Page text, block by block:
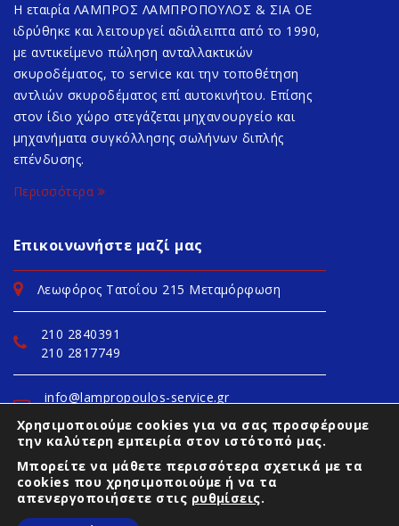
Η εταιρία ΛΑΜΠΡΟΣ ΛΑΜΠΡΟΠΟΥΛΟΣ & ΣΙΑ ΟΕ
ιδρύθηκε και λειτουργεί αδιάλειπτα από το 1990,
με αντικείμενο πώληση ανταλλακτικών
σκυροδέματος, το service και την τοποθέτηση
αντλιών σκυροδέματος επί αυτοκινήτου. Επίσης
στον ίδιο χώρο στεγάζεται μηχανουργείο και
μηχανήματα συγκόλλησης σωλήνων διπλής
επένδυσης.
Περισσότερα
Επικοινωνήστε μαζί μας
Λεωφόρος Τατοΐου 215 Μεταμόρφωση
210 2840391
210 2817749
info@lampropoulos-service.gr
lambropoulosl@yahoo.gr
https://www.lampropoulos-service.gr/
Χρησιμοποιούμε cookies για να σας προσφέρουμε
την καλύτερη εμπειρία στον ιστότοπό μας.
Μπορείτε να μάθετε περισσότερα σχετικά με τα
cookies που χρησιμοποιούμε ή να τα
απενεργοποιήσετε στις ρυθμίσεις.